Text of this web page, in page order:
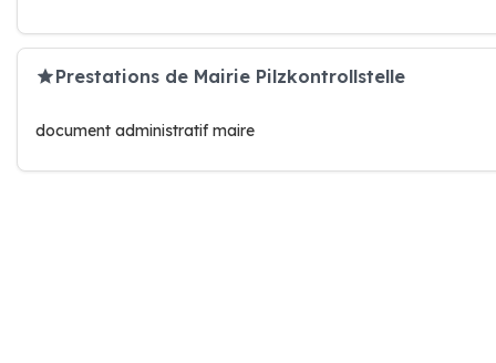
Prestations de Mairie Pilzkontrollstelle
document administratif maire